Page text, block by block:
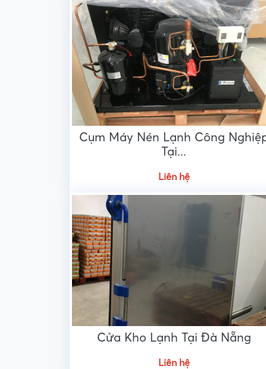
Cụm Máy Nén Lạnh Công
Tại...
Liên hệ
Cửa Kho Lạnh Tại Đà Nẵng
Liên hệ